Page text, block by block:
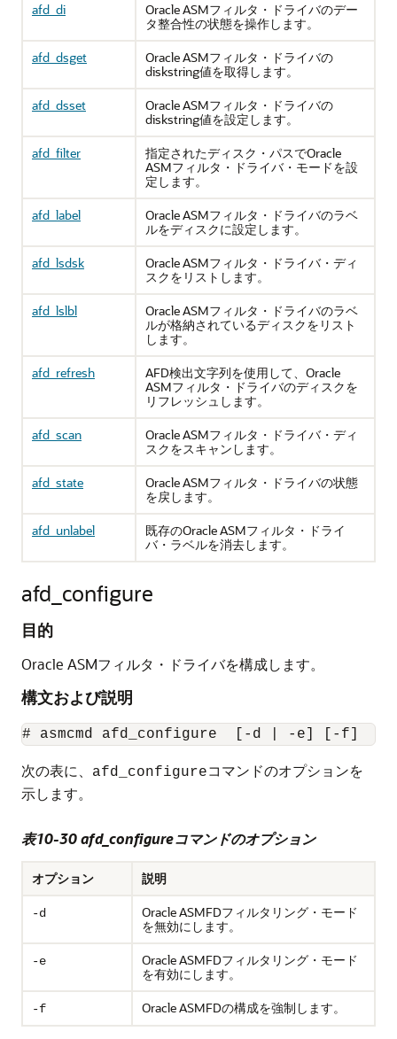
afd_di
Oracle ASMフィルタ・ドライバのデー
タ整合性の状態を操作します。
afd_dsget
Oracle ASMフィルタ・ドライバの
diskstring値を取得します。
afd_dsset
Oracle ASMフィルタ・ドライバの
diskstring値を設定します。
afd_filter
指定されたディスク・パスでOracle
ASMフィルタ・ドライバ・モードを設
定します。
afd_label
Oracle ASMフィルタ・ドライバのラベ
ルをディスクに設定します。
afd_lsdsk
Oracle ASMフィルタ・ドライバ・ディ
スクをリストします。
afd_lslbl
Oracle ASMフィルタ・ドライバのラベ
ルが格納されているディスクをリスト
します。
afd_refresh
AFD検出文字列を使用して、Oracle
ASMフィルタ・ドライバのディスクを
リフレッシュします。
afd_scan
Oracle ASMフィルタ・ドライバ・ディ
スクをスキャンします。
afd_state
Oracle ASMフィルタ・ドライバの状態
を戻します。
afd_unlabel
既存のOracle ASMフィルタ・ドライ
バ・ラベルを消去します。
afd_configure
目的
Oracle ASMフィルタ・ドライバを構成します。
構文および説明
# asmcmd afd_configure  [-d | -e] [-f]
次の表に、 afd_configureコマンドのオプションを
示します。
表10-30 afd_configureコマンドのオプション
オプション 説明
-d
Oracle ASMFDフィルタリング・モード
を無効にします。
-e
Oracle ASMFDフィルタリング・モード
を有効にします。
-f Oracle ASMFDの構成を強制します。